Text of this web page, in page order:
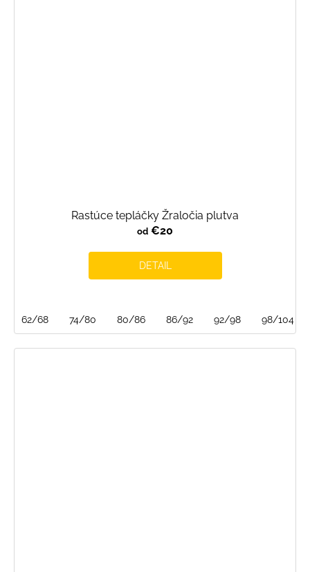
Rastúce tepláčky Žraločia plutva
od €20
DETAIL
62/68 74/80 80/86 86/92 92/98 98/104